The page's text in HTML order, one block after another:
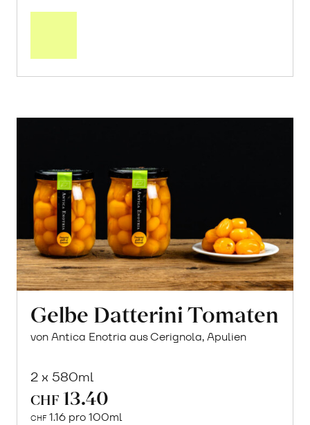
Gelbe Datterini Tomaten
von Antica Enotria aus Cerignola, Apulien
2 x 580ml
CHF 13.40
CHF 1.16 pro 100ml